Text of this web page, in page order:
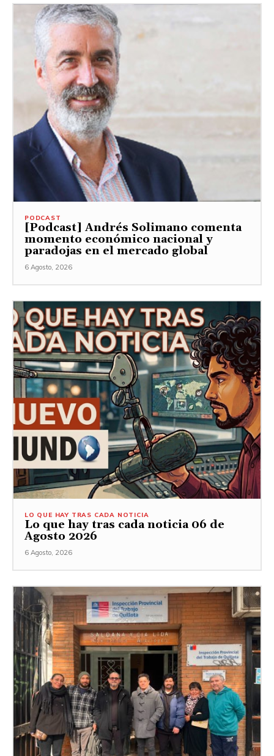
PODCAST
[Podcast] Andrés Solimano comenta
momento económico nacional y
paradojas en el mercado global
6 Agosto, 2026
LO QUE HAY TRAS CADA NOTICIA
Lo que hay tras cada noticia 06 de
Agosto 2026
6 Agosto, 2026